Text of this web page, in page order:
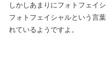
しかしあまりにフォトフェイ
フォトフェイシャルという言
れているようですよ。